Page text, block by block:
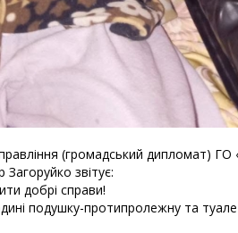
(громадський дипломат)
звітує:
добрі справи!
подушку-протипролежну та